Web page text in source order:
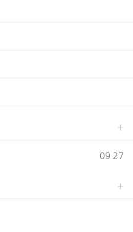
등록일
09.27